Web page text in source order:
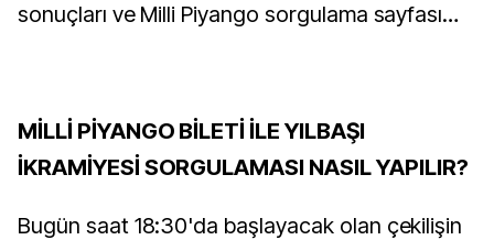
sonuçları ve Milli Piyango sorgulama sayfası…
MİLLİ PİYANGO BİLETİ İLE YILBAŞI
İKRAMİYESİ SORGULAMASI NASIL YAPILIR?
Bugün saat 18:30'da başlayacak olan çekilişin